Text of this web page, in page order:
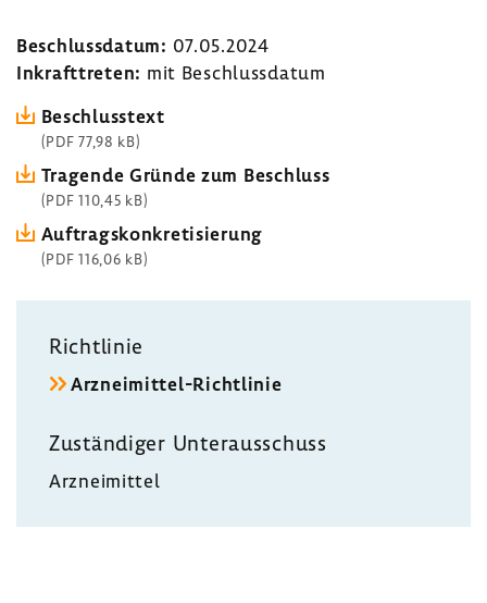
Beschluss­datum: 07.05.2024
Inkraft­treten: mit Beschluss­datum
Beschluss­text
(PDF 77,98 kB)
Tragende Gründe zum Beschluss
(PDF 110,45 kB)
Auftrags­kon­kre­ti­sie­rung
(PDF 116,06 kB)
Richt­linie
Arzneimittel-​Richtlinie
Zustän­diger Unter­aus­schuss
Arznei­mittel